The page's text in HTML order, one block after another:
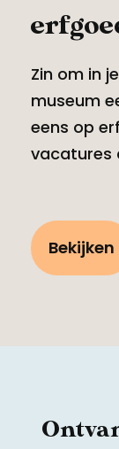
Zin om in
museum
eens op
vacatures
Bekijken